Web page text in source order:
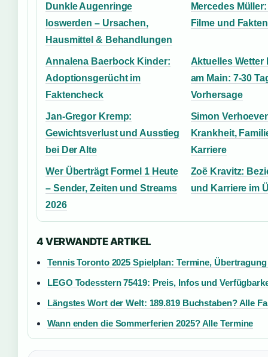
Dunkle Augenringe
loswerden – Ursachen,
Hausmittel & Behandlungen
Mercedes
Filme und Fakten
Annalena Baerbock Kinder:
Adoptionsgerücht im
Faktencheck
Aktuelles Wetter
am Main: 7-30
Vorhersage
Jan-Gregor Kremp:
Gewichtsverlust und Ausstieg
bei Der Alte
Simon
Krankheit,
Karriere
Wer Überträgt Formel 1 Heute
– Sender, Zeiten und Streams
2026
Zoë Kravitz:
und Karriere im
4 VERWANDTE ARTIKEL
Tennis Toronto 2025 Spielplan: Termine,
LEGO Todesstern 75419: Preis, Infos und
Längstes Wort der Welt: 189.819 Buchstaben? Alle
Wann enden die Sommerferien 2025? Alle Termine